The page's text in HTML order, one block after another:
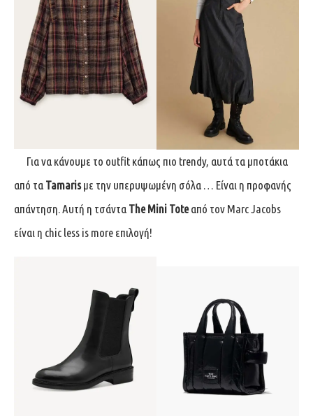
Για να κάνουμε το outfit κάπως πιο trendy, αυτά τα μποτάκια
από τα Tamarisμε την υπερυψωμένη σόλα … Eίναι η προφανής
απάντηση. Aυτή η τσάντα The Mini Toteαπό τον Marc Jacobs
είναι η chic less is more επιλογή!